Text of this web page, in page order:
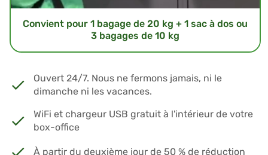
Convient pour 1 bagage de 20 kg + 1 sac à dos ou
3 bagages de 10 kg
Ouvert 24/7. Nous ne fermons jamais, ni le
dimanche ni les vacances.
WiFi et chargeur USB gratuit à l'intérieur de votre
box-office
À partir du deuxième jour de 50 % de réduction